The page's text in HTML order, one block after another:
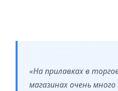
«На прилавках в
магазинах очень много